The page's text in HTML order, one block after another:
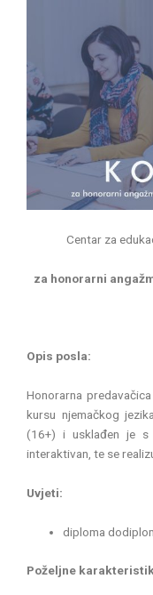
Centar za
za honorarni
Opis posla:
Honorarna
kursu njemačkog
(16+) i usklađen je s
interaktivan, te se
Uvjeti:
diploma
Poželjne